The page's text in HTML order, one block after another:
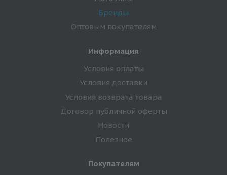
Бренды
Оптовым покупателям
Информация
Условия оплаты
Условия доставки
Условия возврата товара
Договор публичной оферты
Новости
Полезное
Покупателям